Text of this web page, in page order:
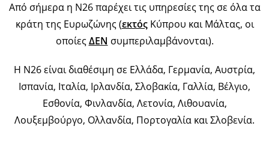
Από σήμερα η Ν26 παρέχει τις υπηρεσίες της σε όλα τα
κράτη της Ευρωζώνης (εκτόςΚύπρου και Μάλτας, οι
οποίεςΔΕΝ συμπεριλαμβάνονται).
Η Ν26 είναι διαθέσιμη σε Ελλάδα, Γερμανία, Αυστρία,
Ισπανία, Ιταλία, Ιρλανδία, Σλοβακία, Γαλλία, Βέλγιο,
Εσθονία, Φινλανδία, Λετονία, Λιθουανία,
Λουξεμβούργο, Ολλανδία, Πορτογαλία και Σλοβενία.